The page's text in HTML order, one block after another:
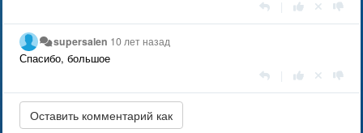
supersalen 10 лет назад
Спасибо, большое